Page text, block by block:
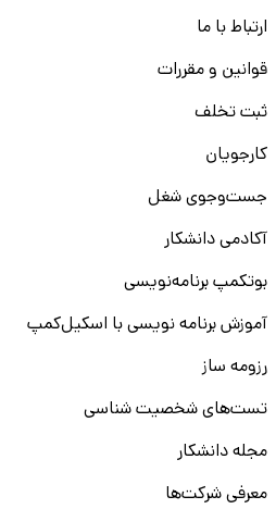
ارتباط با ما
قوانین و مقررات
ثبت تخلف
کارجویان
جست‌و‌جوی شغل
آکادمی دانشکار
بوتکمپ برنامه‌نویسی
آموزش برنامه نویسی با اسکیل‌کمپ
رزومه ساز
تست‌های شخصیت شناسی
مجله دانشکار
معرفی شرکت‌ها